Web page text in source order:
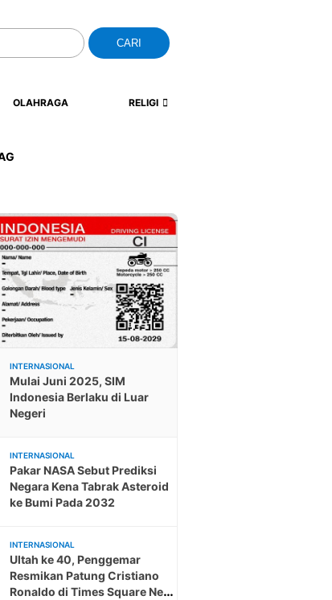
CARI
OLAHRAGA RELIGI
INTERNASIONAL
Mulai Juni 2025, SIM
Indonesia Berlaku di Luar
Negeri
INTERNASIONAL
Pakar NASA Sebut Prediksi
Negara Kena Tabrak Asteroid
ke Bumi Pada 2032
INTERNASIONAL
Ultah ke 40, Penggemar
Resmikan Patung Cristiano
Ronaldo di Times Square New